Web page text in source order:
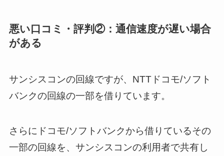
悪い口コミ・評判②：通信速度が遅い場合
がある
サンシスコンの回線ですが、NTTドコモ/ソフト
バンクの回線の一部を借りています。
さらにドコモ/ソフトバンクから借りているその
一部の回線を、サンシスコンの利用者で共有し